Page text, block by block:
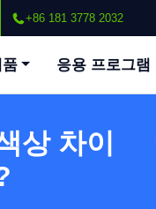
+86 181 3778 2032
응용 프로그램
상 차이